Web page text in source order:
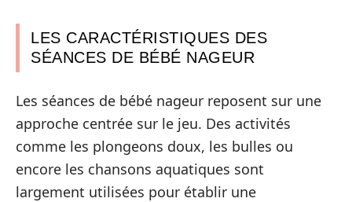
LES CARACTÉRISTIQUES DES
SÉANCES DE BÉBÉ NAGEUR
Les séances de bébé nageur reposent sur une
approche centrée sur le jeu. Des activités
comme les plongeons doux, les bulles ou
encore les chansons aquatiques sont
largement utilisées pour établir une